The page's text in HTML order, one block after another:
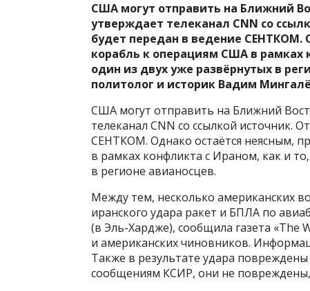
США могут отправить на Ближний
утверждает телеканал CNN со
будет передан в ведение
корабль к операциям США в рамках
один из двух уже развёрнутых в
политолог и историк Вадим
США могут отправить на Ближний
телеканал CNN со ссылкой источник.
CEНТКOM. Однако остаётся неясным,
в рамках конфликта c Ираном, как и
в регионе авианосцев.
Между тем, несколько американских
иранского удара ракет и БПЛА по
(в Эль-Хардже), сообщила газета «The
и американских чиновников.
Также в результате удара
сообщениям КСИР, они не